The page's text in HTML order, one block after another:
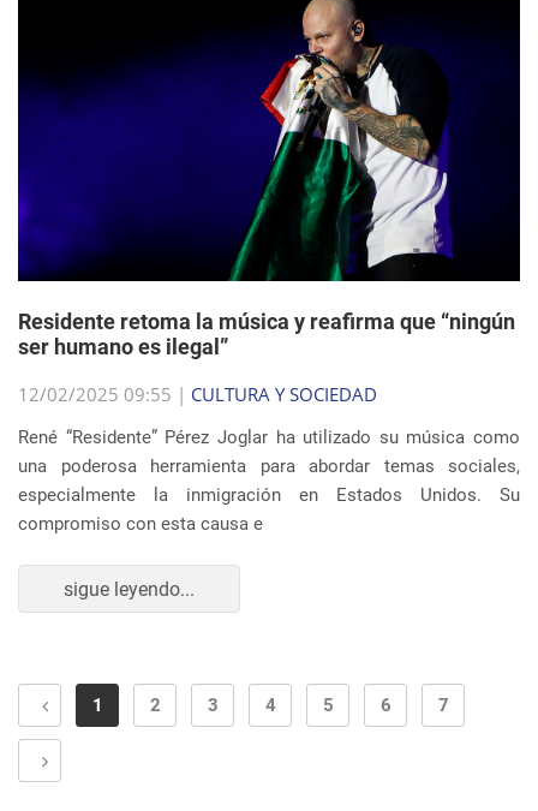
Residente retoma la música y reafirma que “ningún
ser humano es ilegal”
12/02/2025 09:55 | CULTURA Y SOCIEDAD
René “Residente” Pérez Joglar ha utilizado su música como
una poderosa herramienta para abordar temas sociales,
especialmente la inmigración en Estados Unidos. Su
compromiso con esta causa e
sigue leyendo...
1 2 3 4 5 6 7